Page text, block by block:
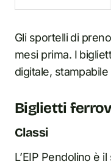
Gli sportelli di
mesi prima. I
digitale,
Biglietti
Classi
L’EIP Pendolino è